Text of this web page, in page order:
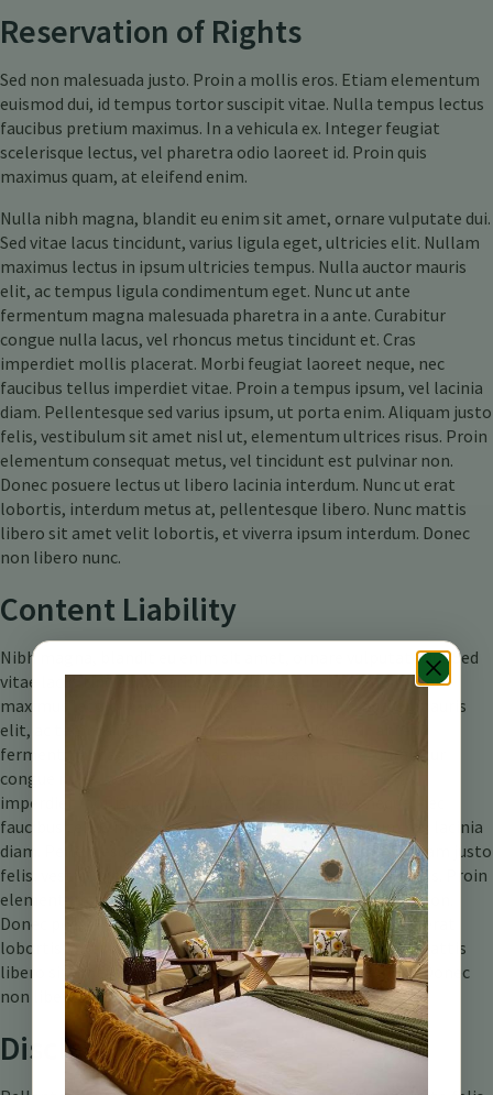
Reservation of Rights
Sed non malesuada justo. Proin a mollis eros. Etiam elementum
euismod dui, id tempus tortor suscipit vitae. Nulla tempus lectus
faucibus pretium maximus. In a vehicula ex. Integer feugiat
scelerisque lectus, vel pharetra odio laoreet id. Proin quis
maximus quam, at eleifend enim.
Nulla nibh magna, blandit eu enim sit amet, ornare vulputate dui.
Sed vitae lacus tincidunt, varius ligula eget, ultricies elit. Nullam
maximus lectus in ipsum ultricies tempus. Nulla auctor mauris
elit, ac tempus ligula condimentum eget. Nunc ut ante
fermentum magna malesuada pharetra in a ante. Curabitur
congue nulla lacus, vel rhoncus metus tincidunt et. Cras
imperdiet mollis placerat. Morbi feugiat laoreet neque, nec
faucibus tellus imperdiet vitae. Proin a tempus ipsum, vel lacinia
diam. Pellentesque sed varius ipsum, ut porta enim. Aliquam justo
felis, vestibulum sit amet nisl ut, elementum ultrices risus. Proin
elementum consequat metus, vel tincidunt est pulvinar non.
Donec posuere lectus ut libero lacinia interdum. Nunc ut erat
lobortis, interdum metus at, pellentesque libero. Nunc mattis
libero sit amet velit lobortis, et viverra ipsum interdum. Donec
non libero nunc.
Content Liability
Nibh magna, blandit eu enim sit amet, ornare vulputate dui. Sed
vitae lacus tincidunt, varius ligula eget, ultricies elit. Nullam
maximus lectus in ipsum ultricies tempus. Nulla auctor mauris
elit, ac tempus ligula condimentum eget. Nunc ut ante
fermentum magna malesuada pharetra in a ante. Curabitur
congue nulla lacus, vel rhoncus metus tincidunt et. Cras
imperdiet mollis placerat. Morbi feugiat laoreet neque, nec
faucibus tellus imperdiet vitae. Proin a tempus ipsum, vel lacinia
diam. Pellentesque sed varius ipsum, ut porta enim. Aliquam justo
felis, vestibulum sit amet nisl ut, elementum ultrices risus. Proin
elementum consequat metus, vel tincidunt est pulvinar non.
Donec posuere lectus ut libero lacinia interdum. Nunc ut erat
lobortis, interdum metus at, pellentesque libero. Nunc mattis
libero sit amet velit lobortis, et viverra ipsum interdum. Donec
non libero nunc.
Disclaimer